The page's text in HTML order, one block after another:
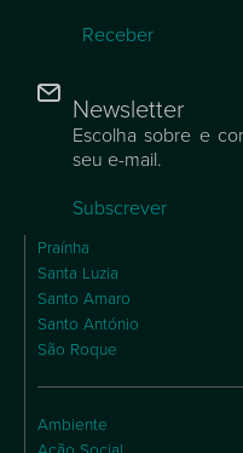
Receber
Newsletter
Escolha sobre e
seu e-mail.
Subscrever
Praínha
Santa Luzia
Santo Amaro
Santo António
São Roque
Ambiente